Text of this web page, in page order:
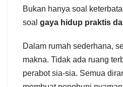
Bukan hanya soal
soal gaya hidup praktis
Dalam rumah sederhana,
makna. Tidak ada ruang
perabot sia-sia. Semua